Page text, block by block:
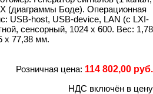
(диаграммы Боде). Операционная
USB-host, USB-device, LAN (c LXI-
сенсорный, 1024 х 600. Вес: 1,78
x 77,38 мм.
Розничная цена: 114 802,00 руб.
НДС включён в цену